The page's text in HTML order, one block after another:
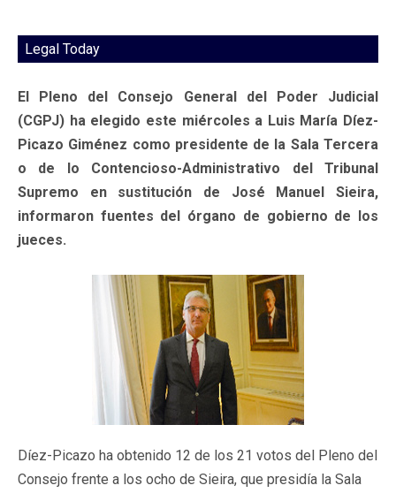
Legal Today
El Pleno del Consejo General del Poder Judicial
(CGPJ) ha elegido este miércoles a Luis María Díez-
Picazo Giménez como presidente de la Sala Tercera
o de lo Contencioso-Administrativo del Tribunal
Supremo en sustitución de José Manuel Sieira,
informaron fuentes del órgano de gobierno de los
jueces.
Díez-Picazo ha obtenido 12 de los 21 votos del Pleno del
Consejo frente a los ocho de Sieira, que presidía la Sala